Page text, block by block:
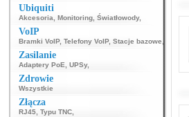
Ubiquiti
Akcesoria Monitoring Światłowody,
VoIP
Bramki VoIP, Telefony VoIP, Stacje bazowe
Zasilanie
Adaptery PoE UPSy,
Zdrowie
Wszystkie
Złącza
RJ45 Typu TNC